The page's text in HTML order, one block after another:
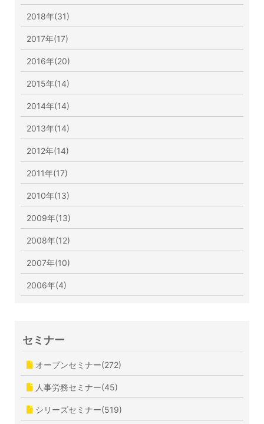
2018年(31)
2017年(17)
2016年(20)
2015年(14)
2014年(14)
2013年(14)
2012年(14)
2011年(17)
2010年(13)
2009年(13)
2008年(12)
2007年(10)
2006年(4)
セミナー
オープンセミナー(272)
人事労務セミナー(45)
シリーズセミナー(519)